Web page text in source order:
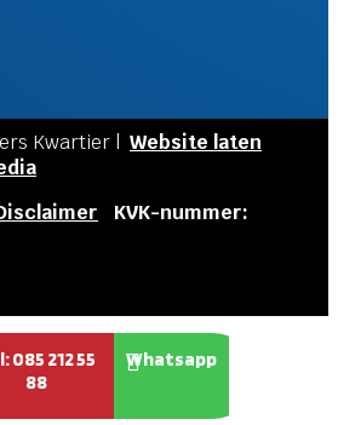
Kwartier | Website laten
KVK-nummer:
085 212 55
88

Whatsapp